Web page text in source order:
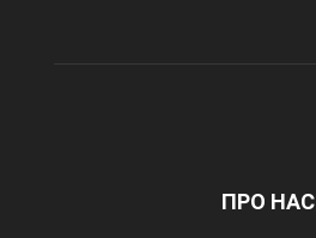
ПРО НАС